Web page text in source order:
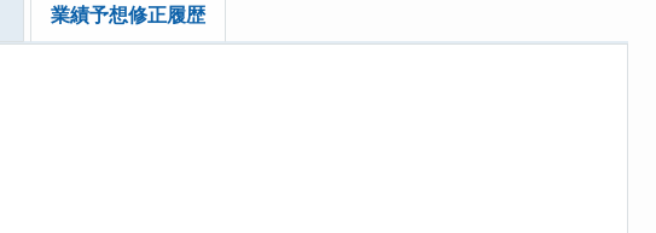
業績予想修正履歴